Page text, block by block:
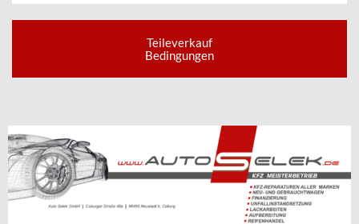
Teileverkauf
Bedingungen